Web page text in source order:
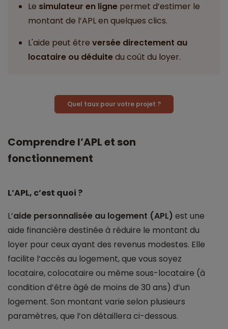
Le simulateur en ligne permet d’estimer le
montant de l’APL en quelques clics.
L'aide peut être versée directement au
locataire ou déduitedu coût du loyer.
Quel taux pour votre projet ?
Comprendre l’APL et son
fonctionnement
L’APL, c’est quoi ?
L’aide personnalisée au logement (APL) est une
aide financière destinée à réduire le montant du
loyer pour ceux ayant des revenus modestes. Elle
facilite l’accès au logement, que vous soyez
locataire, colocataire ou même sous-locataire (à
condition d’être âgé de moins de 30 ans) d’un
logement. Son montant varie selon plusieurs
paramètres, que l’on détaillera ci-dessous.